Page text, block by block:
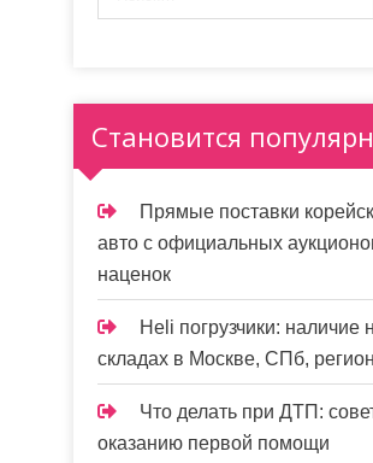
Становится
Прямые поставки
авто с официальных
наценок
Heli погрузчики: наличие
складах в Москве, СПб,
Что делать при ДТП:
оказанию первой помощи